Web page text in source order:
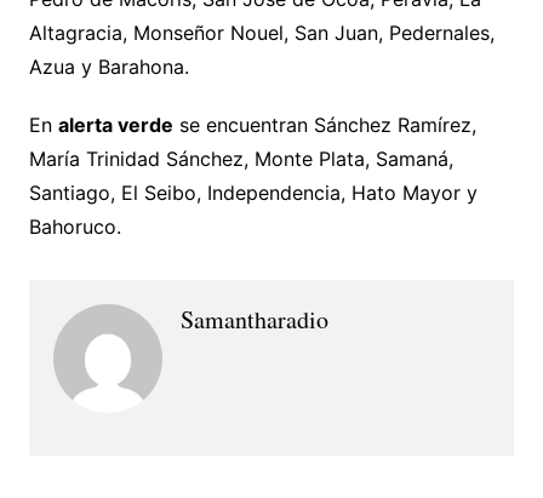
Altagracia, Monseñor Nouel, San Juan, Pedernales,
Azua y Barahona.
En alerta verde se encuentran Sánchez Ramírez,
María Trinidad Sánchez, Monte Plata, Samaná,
Santiago, El Seibo, Independencia, Hato Mayor y
Bahoruco.
Samantharadio